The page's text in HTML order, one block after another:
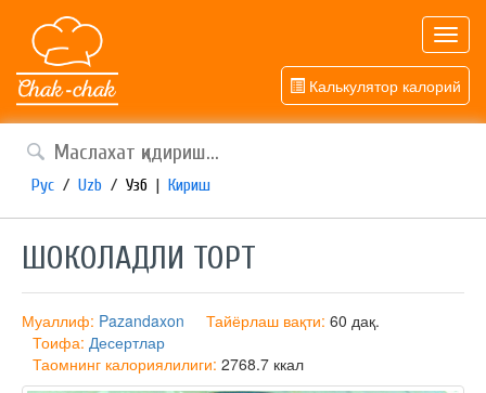
Калькулятор калорий
Рус / Uzb / Узб | Кириш
ШОКОЛАДЛИ ТОРТ
Муаллиф: Pazandaxon Тайёрлаш вақти: 60 дақ.
Тоифа: Десертлар
Таомнинг калориялилиги: 2768.7 ккал